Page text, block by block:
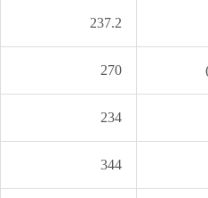
237.2
270
234
344